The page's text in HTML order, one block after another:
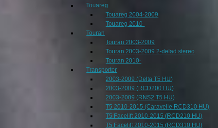
Touareg
Touareg 2004-2009
Touareg 2010-
Touran
Touran 2003-2009
Touran 2003-2009 2-delad stereo
Touran 2010-
Transporter
2003-2009 (Delta T5 HU)
2003-2009 (RCD200 HU)
2003-2009 (RNS2 T5 HU)
T5 2010-2015 (Caravelle RCD310 HU)
T5 Facelift 2010-2015 (RCD210 HU)
T5 Facelift 2010-2015 (RCD310 HU)